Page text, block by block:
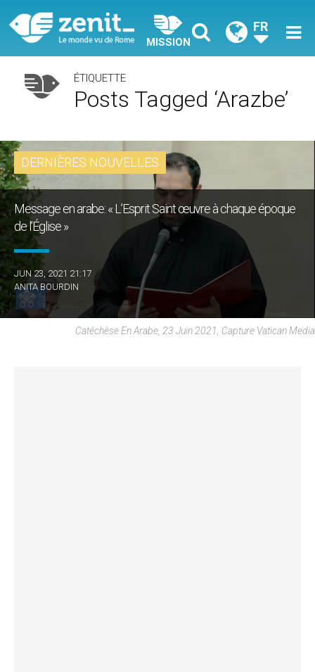
MISSION
FR
ÉTIQUETTE
Posts Tagged ‘arazbe’
DERNIÈRES NOUVELLES
Message en arabe: « L’Esprit Saint œuvre à chaque époque
de l’Église »
JUN 23, 2021 21:17
ANITA BOURDIN
Catéchèse En Arabe, 23 Juin 2021, Capture Vatican Media